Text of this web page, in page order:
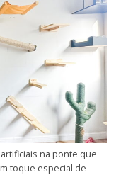
na ponte que
toque especial de